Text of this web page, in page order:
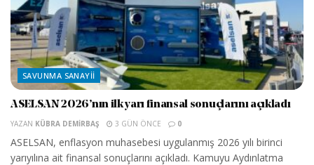
SAVUNMA SANAYII
ASELSAN 2026’nın ilk yarı finansal sonuçlarını açıkladı
YAZAN KÜBRA DEMIRBAŞ 3 GÜN ÖNCE 0
ASELSAN, enflasyon muhasebesi uygulanmış 2026 yılı birinci
yarıyılına ait finansal sonuçlarını açıkladı. Kamuyu Aydınlatma